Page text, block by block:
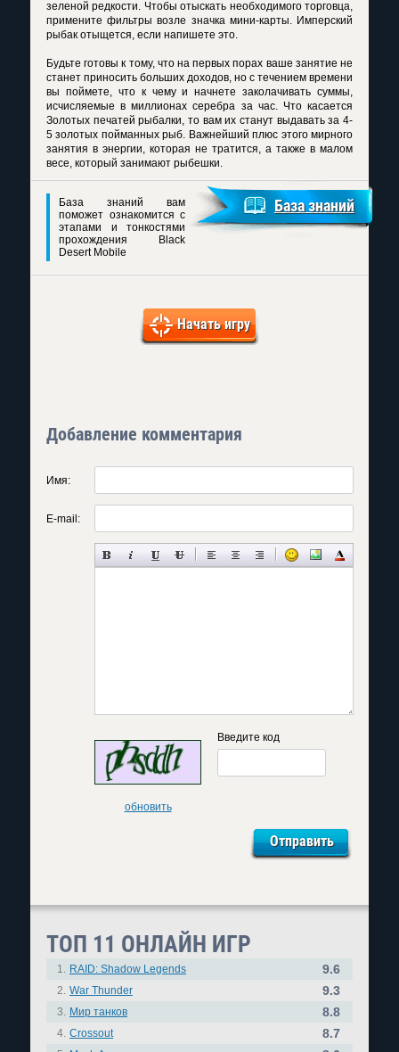
зеленой редкости. Чтобы отыскать необходимого торговца,
примените фильтры возле значка мини-карты. Имперский
рыбак отыщется, если напишете это.
Будьте готовы к тому, что на первых порах ваше занятие не
станет приносить больших доходов, но с течением времени
вы поймете, что к чему и начнете заколачивать суммы,
исчисляемые в миллионах серебра за час. Что касается
Золотых печатей рыбалки, то вам их станут выдавать за 4-
5 золотых пойманных рыб. Важнейший плюс этого мирного
занятия в энергии, которая не тратится, а также в малом
весе, который занимают рыбешки.
База знаний вам
поможет ознакомится с
этапами и тонкостями
прохождения Black
Desert Mobile
База знаний
Начать игру
Добавление комментария
Имя:
E-mail:
обновить
Введите код
ТОП 11 ОНЛАЙН ИГР
1. RAID: Shadow Legends 9.6
2. War Thunder 9.3
3. Мир танков 8.8
4. Crossout 8.7